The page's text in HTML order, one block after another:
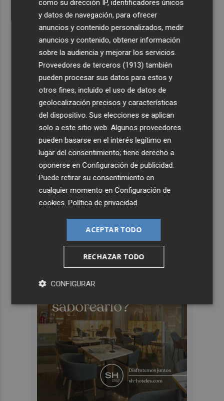
como su dirección IP, identificadores únicos
y datos de navegación, para ofrecer
anuncios y contenido personalizados, medir
anuncios y contenido, obtener información
sobre la audiencia y mejorar los servicios.
Proveedores de terceros (1913) también
pueden procesar sus datos para estos y
otros fines, incluido el uso de datos de
geolocalización precisos y características
del dispositivo. Sus elecciones se aplican
solo a este sitio web. Algunos proveedores
pueden basarse en el interés legítimo en
lugar del consentimiento; tiene derecho a
oponerse enConfiguración de publicidad
Puede retirar su consentimiento en
cualquier momento enConfiguración de
cookies .Política de privacidad
ACEPTAR TODO
RECHAZAR TODO
CONFIGURAR